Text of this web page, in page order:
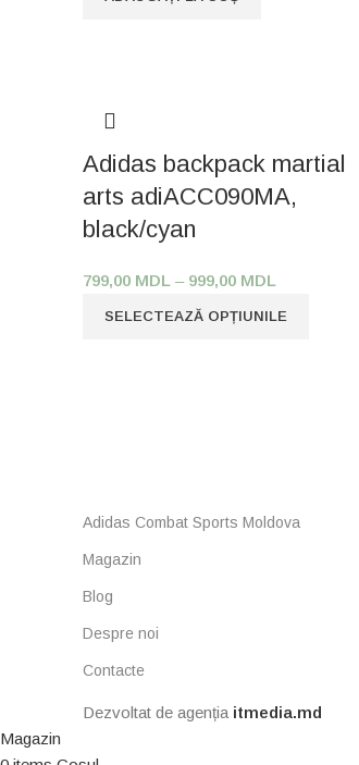
Adidas backpack martial
arts adiACC090MA,
black/cyan
799,00 MDL – 999,00 MDL
SELECTEAZĂ OPȚIUNILE
Adidas Combat Sports Moldova
Magazin
Blog
Despre noi
Contacte
Dezvoltat de agenția itmedia.md
Magazin